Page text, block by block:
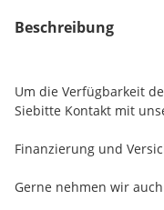
Beschreibung
Um die Verfügbarkeit
Siebitte Kontakt mit
Finanzierung und
Gerne nehmen wir